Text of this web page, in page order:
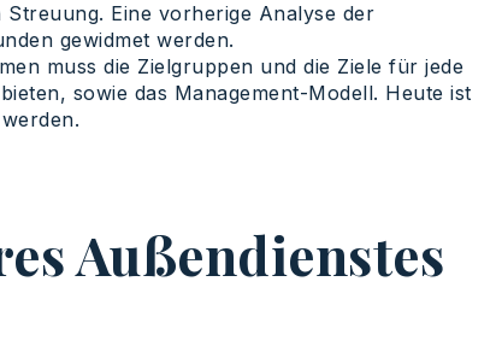
Eine vorherige Analyse der
gewidmet werden.
muss die Zielgruppen und die Ziele für jede
sowie das Management-Modell. Heute ist
Außendienstes